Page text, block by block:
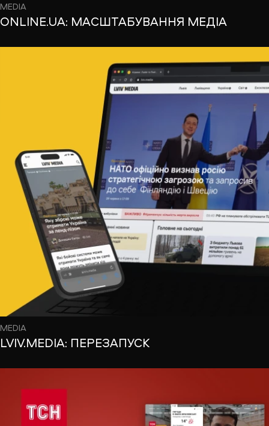
MEDIA
ONLINE.UA: МАСШТАБУВАННЯ МЕДІА
MEDIA
LVIV.MEDIA: ПЕРЕЗАПУСК